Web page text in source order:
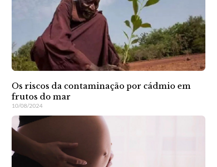
Os riscos da contaminação por cádmio em
frutos do mar
10/08/2024